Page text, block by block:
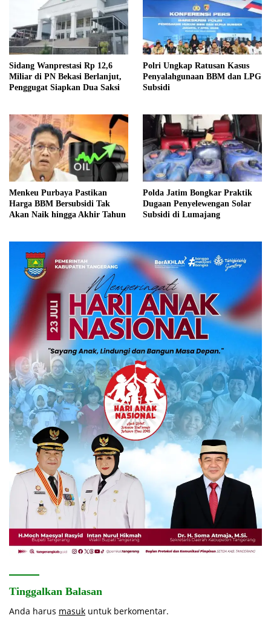
Sidang Wanprestasi Rp 12,6
Miliar di PN Bekasi Berlanjut,
Penggugat Siapkan Dua Saksi
Polri Ungkap Ratusan Kasus
Penyalahgunaan BBM dan LPG
Subsidi
Menkeu Purbaya Pastikan
Harga BBM Bersubsidi Tak
Akan Naik hingga Akhir Tahun
Polda Jatim Bongkar Praktik
Dugaan Penyelewengan Solar
Subsidi di Lumajang
Tinggalkan Balasan
Anda harus masuk untuk berkomentar.